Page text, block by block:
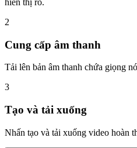
hiển thị rõ.
2
Cung cấp âm thanh
Tải lên bản âm thanh chứa giọng
3
Tạo và tải xuống
Nhấn tạo và tải xuống video hoàn